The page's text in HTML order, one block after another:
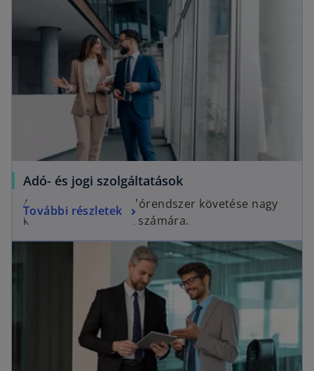
Adó- és jogi szolgáltatások
A gyakran változó adórendszer követése nagy
kihívás a társaságok számára.
További részletek